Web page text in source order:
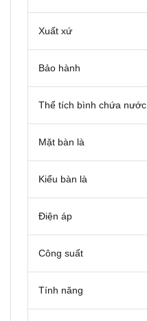
Xuất xứ
Bảo hành
Thể tích bình chứa nước
Mặt bàn là
Kiểu bàn là
Điện áp
Công suất
Tính năng